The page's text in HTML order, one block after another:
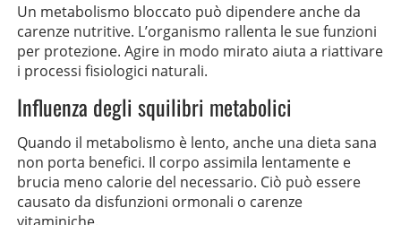
Un metabolismo bloccato può dipendere anche da
carenze nutritive. L’organismo rallenta le sue funzioni
per protezione. Agire in modo mirato aiuta a riattivare
i processi fisiologici naturali.
Influenza degli squilibri metabolici
Quando il metabolismo è lento, anche una dieta sana
non porta benefici. Il corpo assimila lentamente e
brucia meno calorie del necessario. Ciò può essere
causato da disfunzioni ormonali o carenze